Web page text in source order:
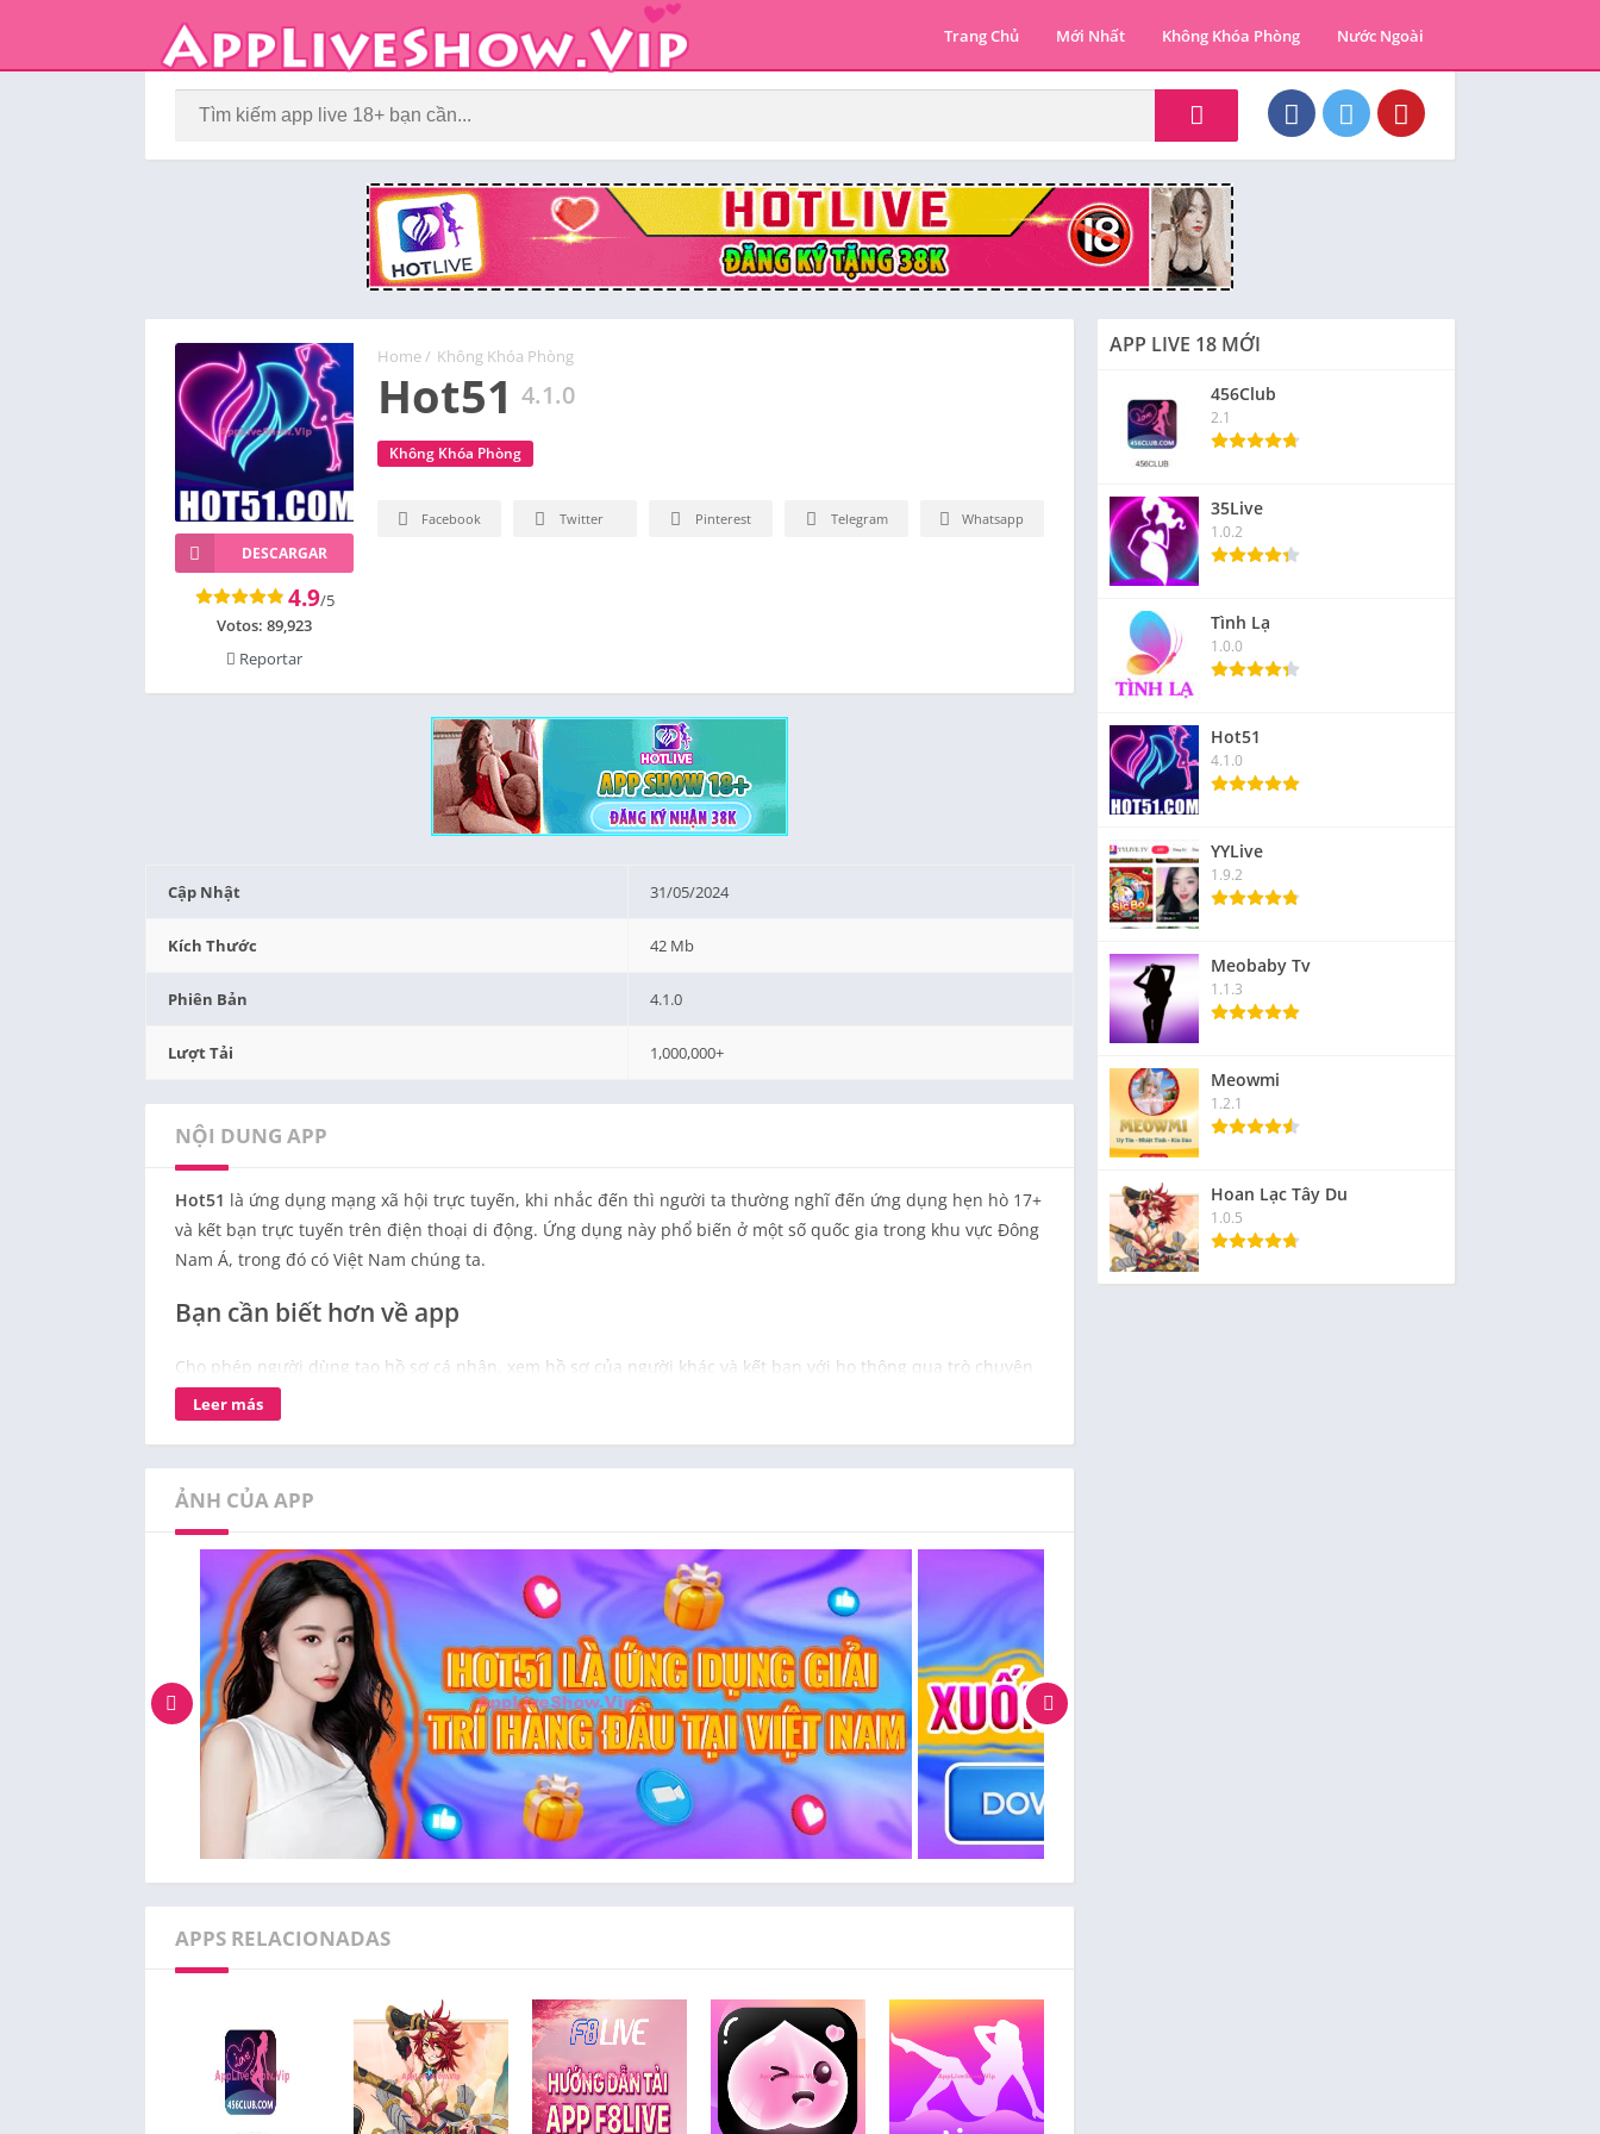
Trang Chủ Mới Nhất Không Khóa Phòng Nước Ngoài
Home / Không Khóa Phòng
Hot51 4.1.0
Không Khóa Phòng
DESCARGAR
4.9/5
Votos: 89,923
Reportar
Facebook Twitter Pinterest Telegram Whatsapp
Cập Nhật 31/05/2024
Kích Thước 42 Mb
Phiên Bản 4.1.0
Lượt Tải 1,000,000+
NỘI DUNG APP
Hot51 là ứng dụng mạng xã hội trực tuyến, khi nhắc đến thì người ta thường nghĩ đến ứng dụng hẹn hò 17+
và kết bạn trực tuyến trên điện thoại di động. Ứng dụng này phổ biến ở một số quốc gia trong khu vực Đông
Nam Á, trong đó có Việt Nam chúng ta.
Bạn cần biết hơn về app
Cho phép người dùng tạo hồ sơ cá nhân, xem hồ sơ của người khác và kết bạn với họ thông qua trò chuyện
trực tuyến hoặc gọi video. Ngoài ra, Hot51.com còn có tính năng livestream, cho phép người dùng tạo ra các
video trực tiếp để chia sẻ cuộc sống của mình với cộng đồng. Tuy nhiên, như với bất kỳ ứng dụng kết nối xã
trên ứng dụng này.
Ứng dụng là một ứng dụng kết nối xã hội trực tuyến được sử dụng chủ yếu để hẹn hò và kết bạn. Các chức
năng chính của Hot51 bao gồm:
Tạo hồ sơ cá nhân: Người dùng có thể tạo và quản lý hồ sơ cá nhân của mình, bao gồm ảnh đại diện,
Leer más
ẢNH CỦA APP
APPS RELACIONADAS
APP LIVE 18 MỚI
456Club
2.1
35Live
1.0.2
Tình Lạ
1.0.0
Hot51
4.1.0
YYLive
1.9.2
Meobaby Tv
1.1.3
Meowmi
1.2.1
Hoan Lạc Tây Du
1.0.5